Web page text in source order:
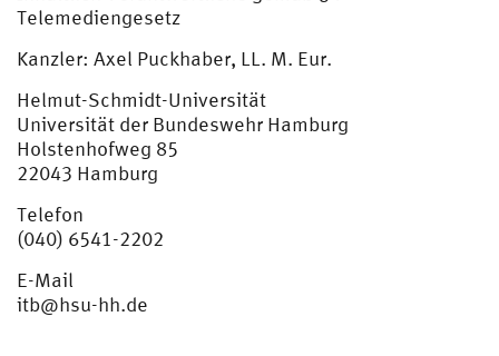
Telemediengesetz
Kanzler: Axel Puckhaber, LL. M. Eur.
Helmut-Schmidt-Universität
Universität der Bundeswehr Hamburg
Holstenhofweg 85
22043 Hamburg
Telefon
(040) 6541-2202
E-Mail
itb@hsu-hh.de